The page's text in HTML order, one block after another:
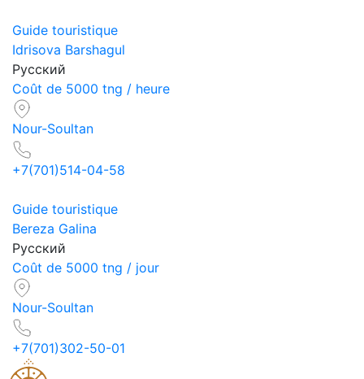
Guide touristique
Idrisova Barshagul
Русский
Coût de 5000 tng / heure
Nour-Soultan
+7(701)514-04-58
Guide touristique
Bereza Galina
Русский
Coût de 5000 tng / jour
Nour-Soultan
+7(701)302-50-01